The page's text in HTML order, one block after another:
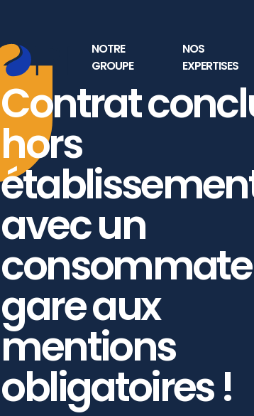
NOTRE
GROUPE
NOS
EXPERTISES
Contrat
hors
avec un
gare aux
mentions
obligatoires !